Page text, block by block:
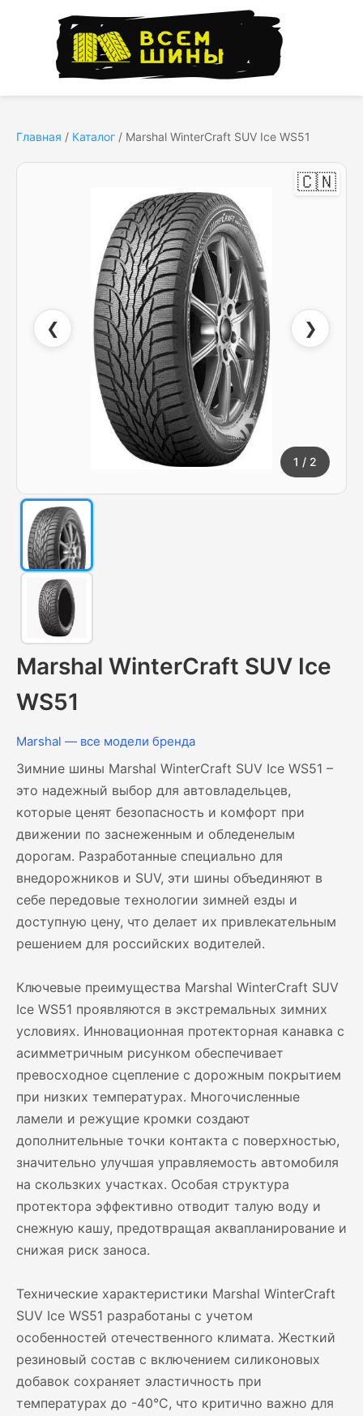
Главная / Каталог / Marshal WinterCraft SUV Ice WS51
🇨🇳
❮ ❯
1 / 2
Marshal WinterCraft SUV Ice
WS51
Marshal — все модели бренда
Зимние шины Marshal WinterCraft SUV Ice WS51 –
это надежный выбор для автовладельцев,
которые ценят безопасность и комфорт при
движении по заснеженным и обледенелым
дорогам. Разработанные специально для
внедорожников и SUV, эти шины объединяют в
себе передовые технологии зимней езды и
доступную цену, что делает их привлекательным
решением для российских водителей.
Ключевые преимущества Marshal WinterCraft SUV
Ice WS51 проявляются в экстремальных зимних
условиях. Инновационная протекторная канавка с
асимметричным рисунком обеспечивает
превосходное сцепление с дорожным покрытием
при низких температурах. Многочисленные
ламели и режущие кромки создают
дополнительные точки контакта с поверхностью,
значительно улучшая управляемость автомобиля
на скользких участках. Особая структура
протектора эффективно отводит талую воду и
снежную кашу, предотвращая аквапланирование и
снижая риск заноса.
Технические характеристики Marshal WinterCraft
SUV Ice WS51 разработаны с учетом
особенностей отечественного климата. Жесткий
резиновый состав с включением силиконовых
добавок сохраняет эластичность при
температурах до -40°C, что критично важно для